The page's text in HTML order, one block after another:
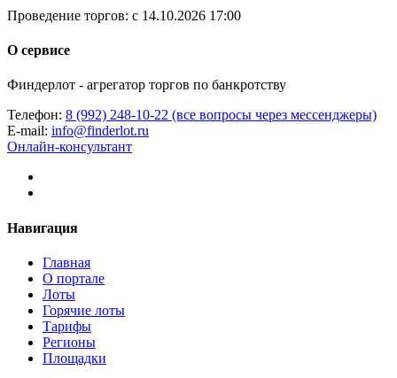
Проведение торгов: с 14.10.2026 17:00
О сервисе
Финдерлот - агрегатор торгов по банкротству
Телефон: 8 (992) 248-10-22 (все вопросы через мессенджеры)
E-mail: info@finderlot.ru
Онлайн-консультант
Навигация
Главная
О портале
Лоты
Горячие лоты
Тарифы
Регионы
Площадки